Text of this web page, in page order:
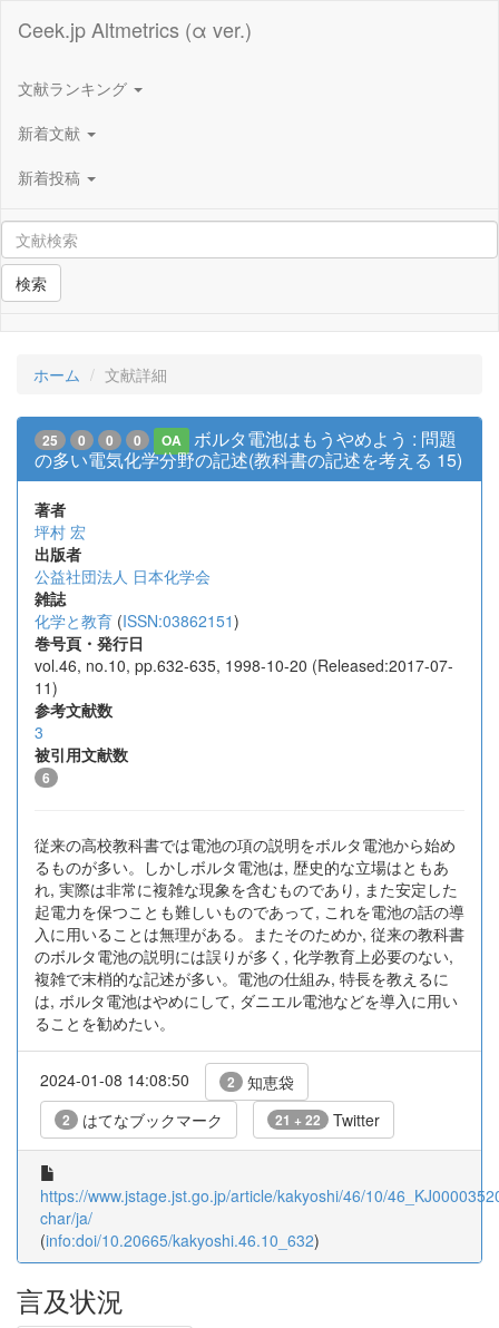
Ceek.jp Altmetrics (α ver.)
文献ランキング
新着文献
新着投稿
検索
ホーム 文献詳細
25 0 0 0 OA
ボルタ電池はもうやめよう : 問題
の多い電気化学分野の記述(教科書の記述を考える 15)
著者
坪村 宏
出版者
公益社団法人 日本化学会
雑誌
化学と教育 (ISSN:03862151)
巻号頁・発行日
vol.46, no.10, pp.632-635, 1998-10-20 (Released:2017-07-
11)
参考文献数
3
被引用文献数
6
従来の高校教科書では電池の項の説明をボルタ電池から始め
るものが多い。しかしボルタ電池は, 歴史的な立場はともあ
れ, 実際は非常に複雑な現象を含むものであり, また安定した
起電力を保つことも難しいものであって, これを電池の話の導
入に用いることは無理がある。またそのためか, 従来の教科書
のボルタ電池の説明には誤りが多く, 化学教育上必要のない,
複雑で末梢的な記述が多い。電池の仕組み, 特長を教えるに
は, ボルタ電池はやめにして, ダニエル電池などを導入に用い
ることを勧めたい。
2024-01-08 14:08:50 2 知恵袋
2 はてなブックマーク 21 + 22 Twitter
https://www.jstage.jst.go.jp/article/kakyoshi/46/10/
char/ja/
(info:doi/10.20665/kakyoshi.46.10_632)
言及状況